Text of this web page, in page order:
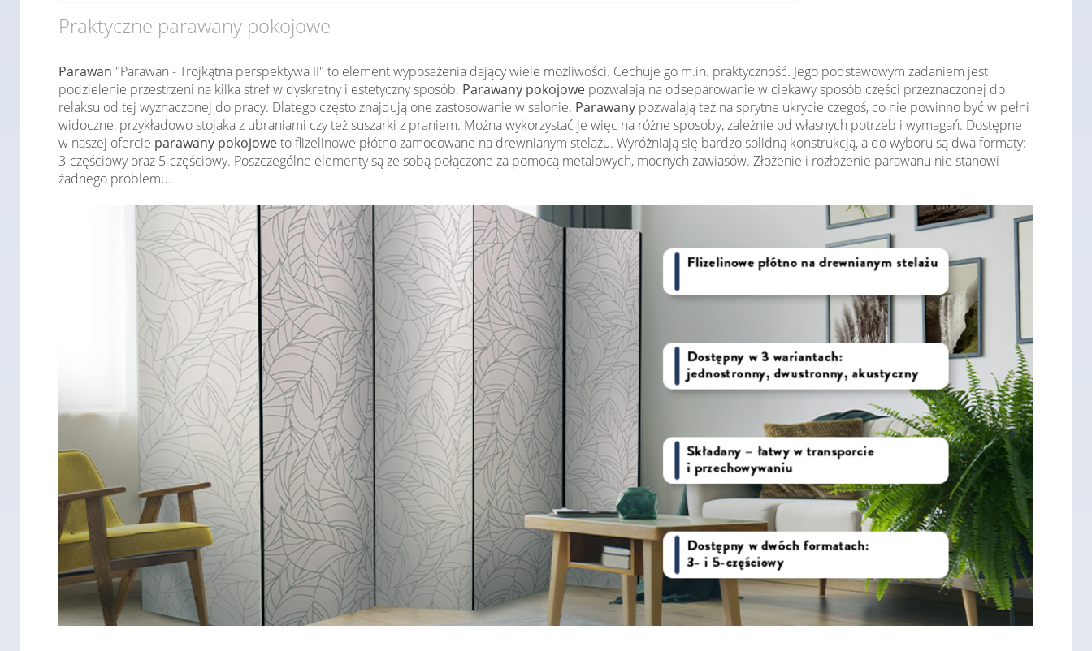
Praktyczne parawany pokojowe
Parawan "Parawan - Trojkątna perspektywa II" to element wyposażenia dający wiele możliwości. Cechuje go m.in. praktyczność. Jego podstawowym zadaniem jest
podzielenie przestrzeni na kilka stref w dyskretny i estetyczny sposób. Parawany pokojowe pozwalają na odseparowanie w ciekawy sposób części przeznaczonej do
relaksu od tej wyznaczonej do pracy. Dlatego często znajdują one zastosowanie w salonie. Parawany pozwalają też na sprytne ukrycie czegoś, co nie powinno być w pełni
widoczne, przykładowo stojaka z ubraniami czy też suszarki z praniem. Można wykorzystać je więc na różne sposoby, zależnie od własnych potrzeb i wymagań. Dostępne
w naszej ofercie parawany pokojoweto flizelinowe płótno zamocowane na drewnianym stelażu. Wyróżniają się bardzo solidną konstrukcją, a do wyboru są dwa formaty:
3-częściowy oraz 5-częściowy. Poszczególne elementy są ze sobą połączone za pomocą metalowych, mocnych zawiasów. Złożenie i rozłożenie parawanu nie stanowi
żadnego problemu.